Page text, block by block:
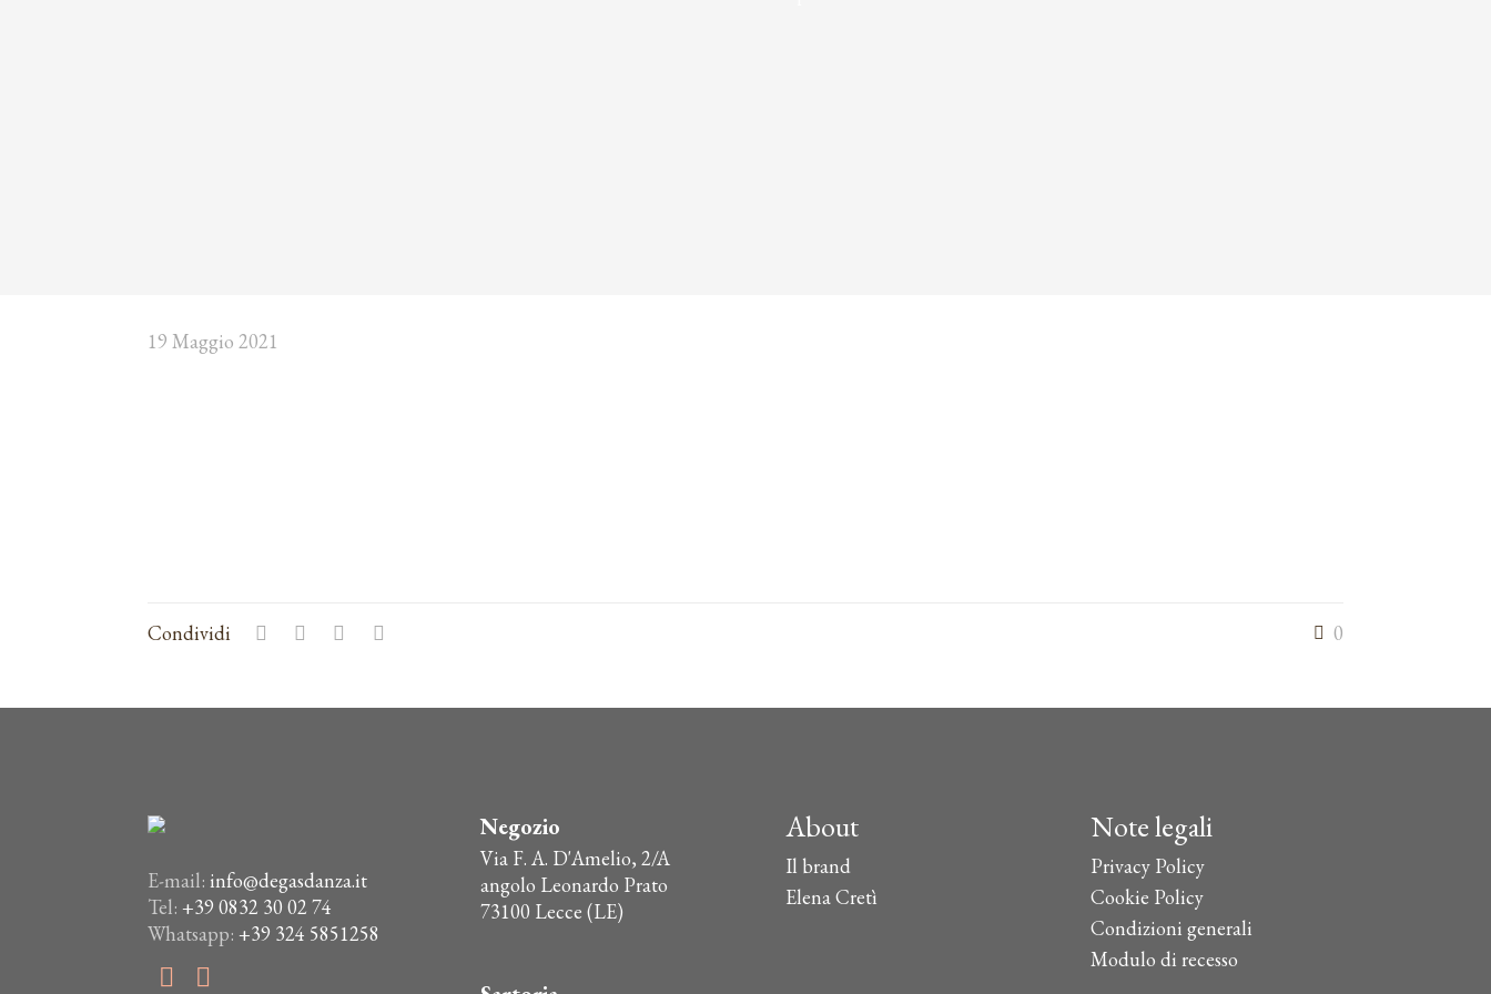
19 Maggio 2021
Condividi 0
E-mail: info@degasdanza.it
Tel: +39 0832 30 02 74
Whatsapp: +39 324 5851258
Negozio
Via F. A. D'Amelio, 2/A
angolo Leonardo Prato
73100 Lecce (LE)
About
Il brand
Elena Cretì
Note legali
Privacy Policy
Cookie Policy
Condizioni generali
Modulo di recesso